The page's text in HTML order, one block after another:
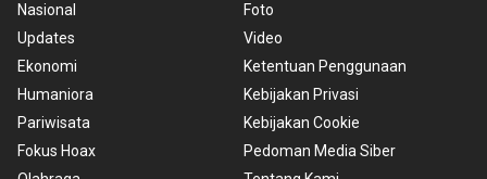
Nasional
Updates
Ekonomi
Humaniora
Pariwisata
Fokus Hoax
Foto
Video
Ketentuan Penggunaan
Kebijakan Privasi
Kebijakan Cookie
Pedoman Media Siber